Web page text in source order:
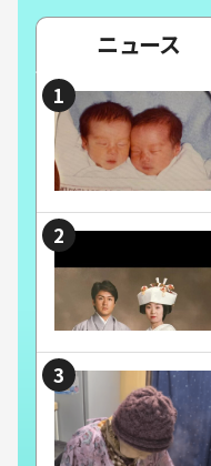
ニュース